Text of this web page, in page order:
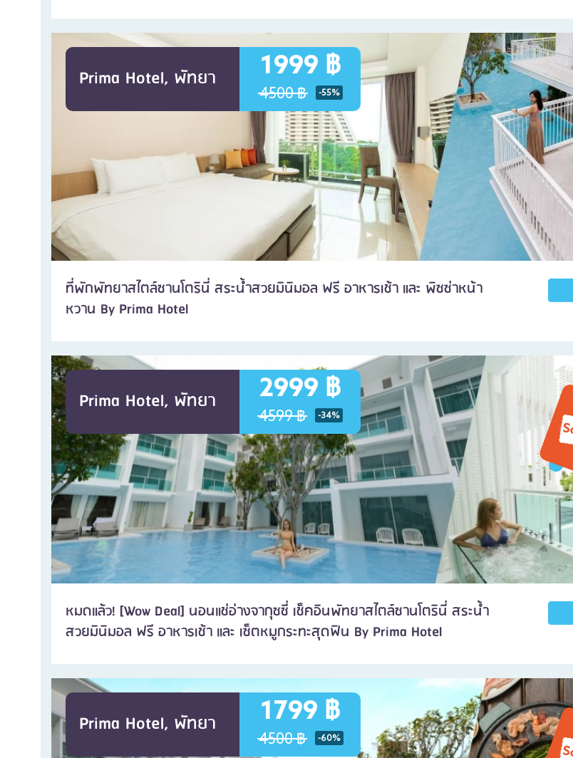
Prima Hotel, พัทยา 1999 ฿
4500 ฿ -55%
ที่พักพัทยาสไตล์ซานโตรินี่ สระน้ำสวยมินิมอล ฟรี อาหารเช้า และ พิซซ่าหน้า
หวาน By Prima Hotel
Prima Hotel, พัทยา 2999 ฿
4599 ฿ -34%
หมดแล้ว! [Wow Deal] นอนแช่อ่างจากุซซี่ เช็คอินพัทยาสไตล์ซานโตรินี่ สระน้ำ
สวยมินิมอล ฟรี อาหารเช้า และ เซ็ตหมูกระทะสุดฟิน By Prima Hotel
Prima Hotel, พัทยา 1799 ฿
4500 ฿ -60%